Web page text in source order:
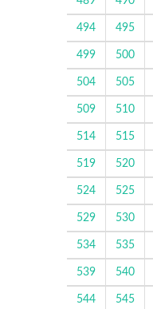
494 495
499 500
504 505
509 510
514 515
519 520
524 525
529 530
534 535
539 540
544 545